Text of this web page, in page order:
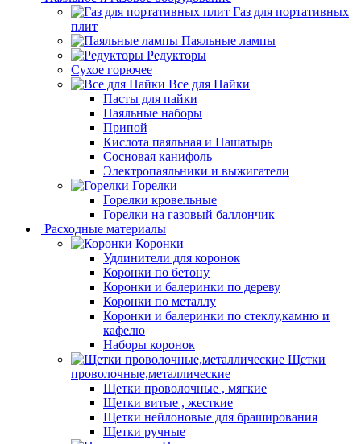
Газ для портативных
плит
Паяльные лампы
Редукторы
Сухое горючее
Все для Пайки
Пасты для пайки
Паяльные наборы
Припой
Кислота паяльная и Нашатырь
Сосновая канифоль
Электропаяльники и выжигатели
Горелки
Горелки кровельные
Горелки на газовый баллончик
Расходные материалы
Коронки
Удлинители для коронок
Коронки по бетону
Коронки и балеринки по дереву
Коронки по металлу
Коронки и балеринки по стеклу,камню и
кафелю
Наборы коронок
Щетки
проволочные,металлические
Щетки проволочные , мягкие
Щетки витые , жесткие
Щетки нейлоновые для браширования
Щетки ручные